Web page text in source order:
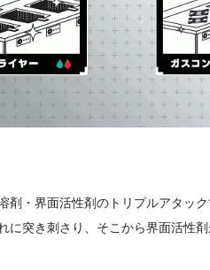
・界面活性剤のトリプルアタック
突き刺さり、そこから界面活性剤